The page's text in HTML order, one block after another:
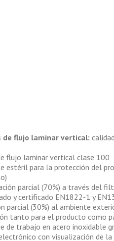
de flujo laminar vertical:
flujo laminar vertical clase 100
estéril para la protección del
parcial (70%) a través del
y certificado EN1822-1 y
parcial (30%) al ambiente
tanto para el producto como
de trabajo en acero inoxidable
con visualización de